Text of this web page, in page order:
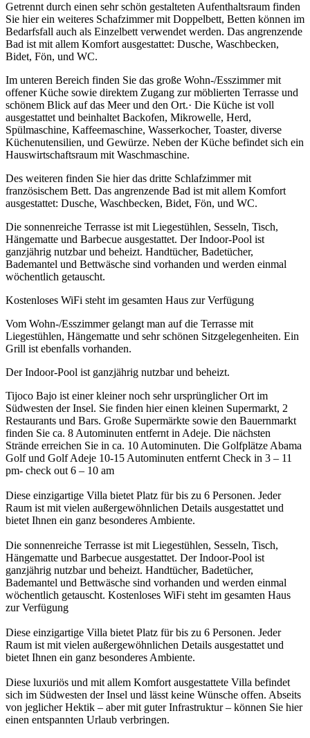
Getrennt durch einen sehr schön gestalteten Aufenthaltsraum finden
Sie hier ein weiteres Schafzimmer mit Doppelbett, Betten können im
Bedarfsfall auch als Einzelbett verwendet werden. Das angrenzende
Bad ist mit allem Komfort ausgestattet: Dusche, Waschbecken,
Bidet, Fön, und WC.
Im unteren Bereich finden Sie das große Wohn-/Esszimmer mit
offener Küche sowie direktem Zugang zur möblierten Terrasse und
schönem Blick auf das Meer und den Ort.· Die Küche ist voll
ausgestattet und beinhaltet Backofen, Mikrowelle, Herd,
Spülmaschine, Kaffeemaschine, Wasserkocher, Toaster, diverse
Küchenutensilien, und Gewürze. Neben der Küche befindet sich ein
Hauswirtschaftsraum mit Waschmaschine.
Des weiteren finden Sie hier das dritte Schlafzimmer mit
französischem Bett. Das angrenzende Bad ist mit allem Komfort
ausgestattet: Dusche, Waschbecken, Bidet, Fön, und WC.
Die sonnenreiche Terrasse ist mit Liegestühlen, Sesseln, Tisch,
Hängematte und Barbecue ausgestattet. Der Indoor-Pool ist
ganzjährig nutzbar und beheizt. Handtücher, Badetücher,
Bademantel und Bettwäsche sind vorhanden und werden einmal
wöchentlich getauscht.
Kostenloses WiFi steht im gesamten Haus zur Verfügung
Vom Wohn-/Esszimmer gelangt man auf die Terrasse mit
Liegestühlen, Hängematte und sehr schönen Sitzgelegenheiten. Ein
Grill ist ebenfalls vorhanden.
Der Indoor-Pool ist ganzjährig nutzbar und beheizt.
Tijoco Bajo ist einer kleiner noch sehr ursprünglicher Ort im
Südwesten der Insel. Sie finden hier einen kleinen Supermarkt, 2
Restaurants und Bars. Große Supermärkte sowie den Bauernmarkt
finden Sie ca. 8 Autominuten entfernt in Adeje. Die nächsten
Strände erreichen Sie in ca. 10 Autominuten. Die Golfplätze Abama
Golf und Golf Adeje 10-15 Autominuten entfernt Check in 3 – 11
pm- check out 6 – 10 am
Diese einzigartige Villa bietet Platz für bis zu 6 Personen. Jeder
Raum ist mit vielen außergewöhnlichen Details ausgestattet und
bietet Ihnen ein ganz besonderes Ambiente.
Die sonnenreiche Terrasse ist mit Liegestühlen, Sesseln, Tisch,
Hängematte und Barbecue ausgestattet. Der Indoor-Pool ist
ganzjährig nutzbar und beheizt. Handtücher, Badetücher,
Bademantel und Bettwäsche sind vorhanden und werden einmal
wöchentlich getauscht. Kostenloses WiFi steht im gesamten Haus
zur Verfügung
Diese einzigartige Villa bietet Platz für bis zu 6 Personen. Jeder
Raum ist mit vielen außergewöhnlichen Details ausgestattet und
bietet Ihnen ein ganz besonderes Ambiente.
Diese luxuriös und mit allem Komfort ausgestattete Villa befindet
sich im Südwesten der Insel und lässt keine Wünsche offen. Abseits
von jeglicher Hektik – aber mit guter Infrastruktur – können Sie hier
einen entspannten Urlaub verbringen.